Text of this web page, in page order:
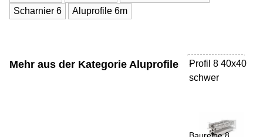
Scharnier 6
Aluprofile 6m
Mehr aus der Kategorie Aluprofile
Profil 8 40x40
schwer
-